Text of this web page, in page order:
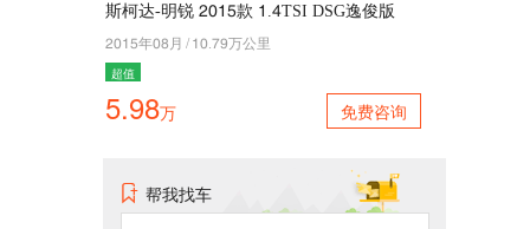
斯柯达-明锐 2015款 1.4TSI DSG逸俊版
2015年06月 / 10.89万公里
超值
5.98万 免费咨询
帮我找车